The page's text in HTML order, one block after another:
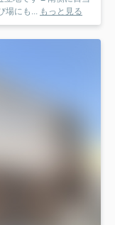
場にも... もっと見る